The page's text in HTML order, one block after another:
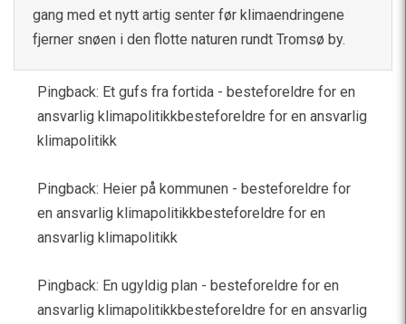
gang med et nytt artig senter før klimaendringene
fjerner snøen i den flotte naturen rundt Tromsø by.
Pingback: Et gufs fra fortida - besteforeldre for en
ansvarlig klimapolitikkbesteforeldre for en ansvarlig
klimapolitikk
Pingback: Heier på kommunen - besteforeldre for
en ansvarlig klimapolitikkbesteforeldre for en
ansvarlig klimapolitikk
Pingback: En ugyldig plan - besteforeldre for en
ansvarlig klimapolitikkbesteforeldre for en ansvarlig